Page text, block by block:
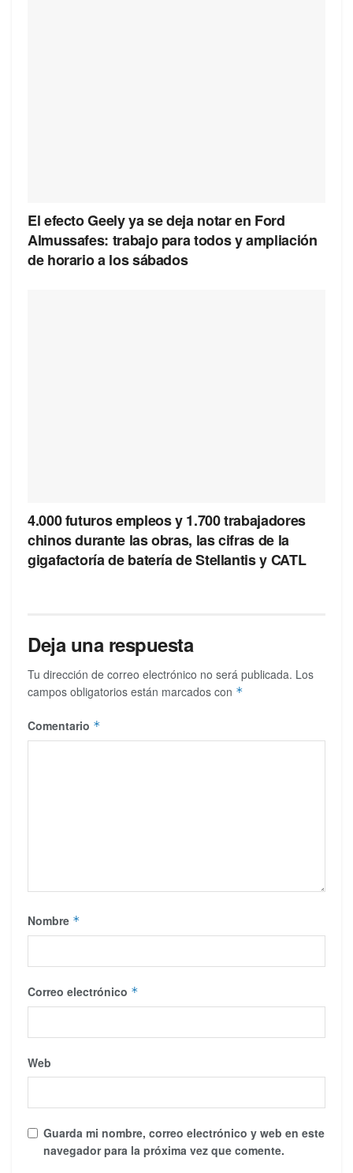
El efecto Geely ya se deja notar en Ford
Almussafes: trabajo para todos y ampliación
de horario a los sábados
4.000 futuros empleos y 1.700 trabajadores
chinos durante las obras, las cifras de la
gigafactoría de batería de Stellantis y CATL
Deja una respuesta
Tu dirección de correo electrónico no será publicada. Los
campos obligatorios están marcados con *
Comentario *
Nombre *
Correo electrónico *
Web
Guarda mi nombre, correo electrónico y web en este
navegador para la próxima vez que comente.